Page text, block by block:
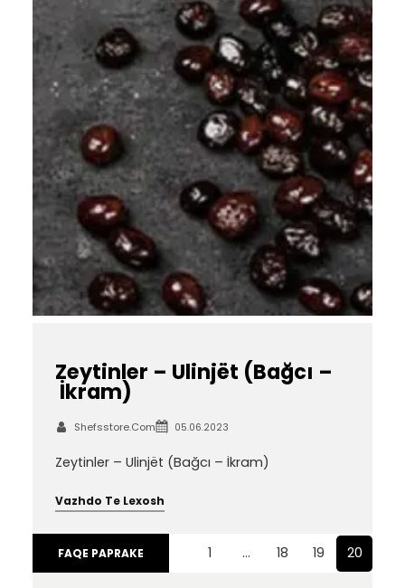
Zeytinler – Ulinjët (Bağcı –
İkram)
Shefsstore.com 05.06.2023
Zeytinler – Ulinjët (Bağcı – İkram)
Vazhdo Te Lexosh
FAQE PAPRAKE 1 … 18 19 20